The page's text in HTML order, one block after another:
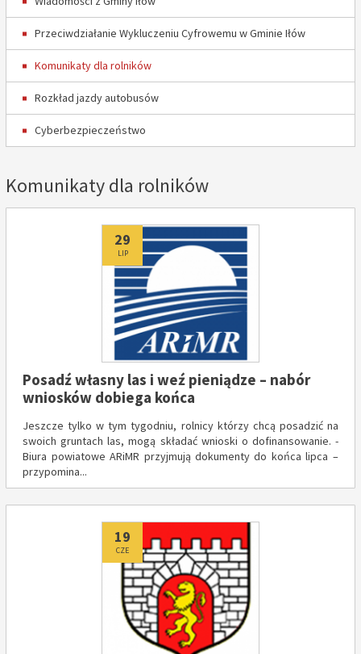
Przeciwdziałanie Wykluczeniu Cyfrowemu w Gminie Iłów
Komunikaty dla rolników
Rozkład jazdy autobusów
Cyberbezpieczeństwo
Komunikaty dla rolników
Dodano
29
LIP
Posadź własny las i weź pieniądze – nabór
wniosków dobiega końca
Jeszcze tylko w tym tygodniu, rolnicy którzy chcą posadzić na
swoich gruntach las, mogą składać wnioski o dofinansowanie. -
Biura powiatowe ARiMR przyjmują dokumenty do końca lipca –
przypomina...
Dodano
19
CZE